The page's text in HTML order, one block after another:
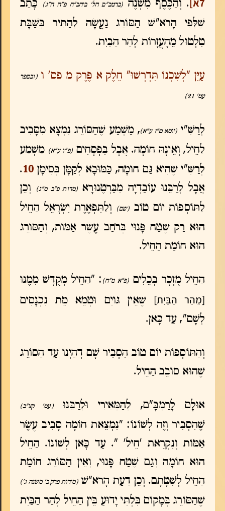
. וְהַכֶּסֶף מִשְׁנֶה (ברמב"ם הל' ביהב"ח פ"ה ה"ג)
כָּתַב
שֶׁלְּפִי הָרֹא"שׁ הַסּוֹרֵג נַעֲשָׂה לְהַתִּיר בְּשַׁבָּת
טִלְטוּל מֵהָעֲזָרוֹת לְהַר הַבַּיִת.
עַיֵּן "לְשִׁכְנוֹ תִּדְרְשׁוּ" חֵלֶק א פֶּרֶק מ פס' ו (ובספר
עמ' 21)
לְרַשִּׁ"י (יומא ט"ז ע"א), מַשְׁמַע שֶׁהַסּוֹרֵג נִמְצָא מִסָּבִיב
לַחֵיל, וְאֵינָהּ חוֹמָה. אֲבָל בִּפְסָחִים(פ"ו ע"א) מַשְׁמַע
לְרַשִּׁ"י שֶׁהִיא גַּם חוֹמָה, כַּמּוּבָא לְקַמָּן בְּסִימָן 10
.
אֲבָל לְרַבֵּנוּ עוֹבַדְיָה מִבַּרְטֶנוּרָא(מדות פ"ב מ"ג)
וְכֵן
לַתּוֹסְפוֹת יוֹם טוֹב (שם)
וְלַתִּפְאֶרֶת יִשְׂרָאֵל הַחֵיל
הוּא רַק שֶׁטַח פָּנוּי בְּרֹחַב עֶשֶׂר אַמּוֹת, וְהַסּוֹרֵג
הוּא חוֹמַת הַחֵיל.
הַחֵיל מֻזְכָּר בְּכֵלִים(פ"א מ"ח) : "הַחֵיל מְקֻדָּשׁ מִמֶּנּוּ
[מֵהַר הַבַּיִת]
שֶׁאֵין גּוֹיִם וּטְמֵא מֵת נִכְנָסִים
לְשָׁם", עַד כָּאן.
וְהַתּוֹסְפוֹת יוֹם טוֹב הִסְבִּיר שָׁם דְּהַיְנוּ עַד הַסּוֹרֵג
שֶׁהוּא סוֹבֵב הַחֵיל.
אוּלָם לָרַמְבָּ"ם, לְהַמְּאִירִי וּלְרַבֵּנוּ(עמ' קצ"ב)
שֶׁהִסְבִּיר וְזֶה לְשׁוֹנוֹ: "נִמְצֵאת חוֹמָה סָבִיב עֶשֶׂר
אַמּוֹת וְנִקְרֵאת 'חֵיל' ". עַד כָּאן לְשׁוֹנוֹ. הַחֵיל
הוּא חוֹמָה וְגַם שֶׁטַח פָּנוּי, וְאֵין הַסּוֹרֵג חוֹמַת
הַחֵיל לְשִׁטָּתָם. וְכֵן דַּעַת הָרֹא"שׁ(מידות פרק ב' משנה ג')
שֶׁהַסּוֹרֵג בְּמָקוֹם בִּלְתִּי יָדוּעַ בֵּין הַחֵיל לְהַר הַבַּיִת